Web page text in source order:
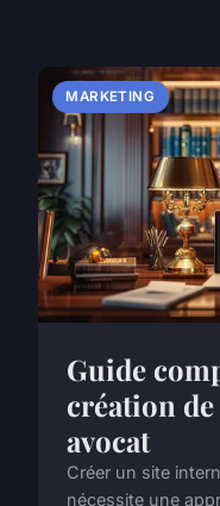
MARKETING
Guide
création
avocat
Créer un site
nécessite une